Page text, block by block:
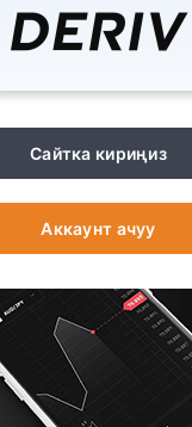
Сайтка кириңиз
Аккаунт ачуу